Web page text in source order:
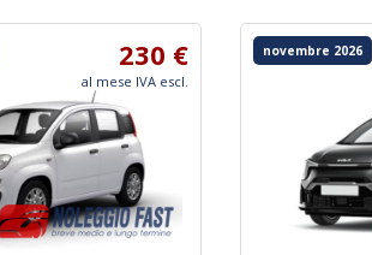
230 €
al mese IVA escl.
novembre 2026